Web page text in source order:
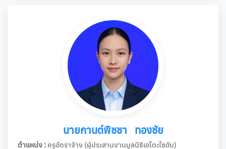
นายกานต์พิชชา ทองชัย
ตำแหน่ง : ครูอัตราจ้าง (ผู้ประสานงานมูลนิธิเอโตะไซดัน)